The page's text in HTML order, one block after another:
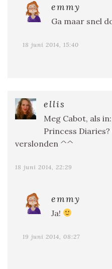
emmy
Ga maar snel
18 juni 2014, 15:40
ellis
Meg Cabot, als
Princess
verslonden ^^
18 juni 2014, 22:29
emmy
Ja!
19 juni 2014, 08:27